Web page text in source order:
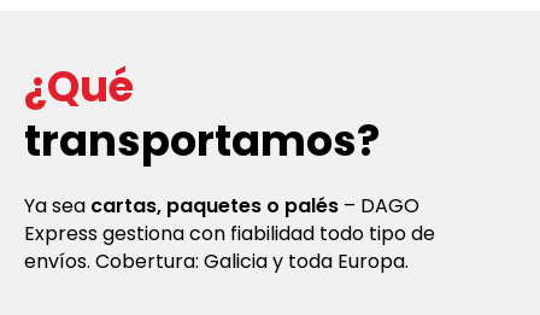
¿Qué
transportamos?
Ya sea cartas, paquetes o palés – DAGO
Express gestiona con fiabilidad todo tipo de
envíos. Cobertura: Galicia y toda Europa.